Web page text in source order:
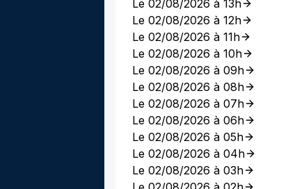
Le 02/08/2026 à 13h
Le 02/08/2026 à 12h
Le 02/08/2026 à 11h
Le 02/08/2026 à 10h
Le 02/08/2026 à 09h
Le 02/08/2026 à 08h
Le 02/08/2026 à 07h
Le 02/08/2026 à 06h
Le 02/08/2026 à 05h
Le 02/08/2026 à 04h
Le 02/08/2026 à 03h